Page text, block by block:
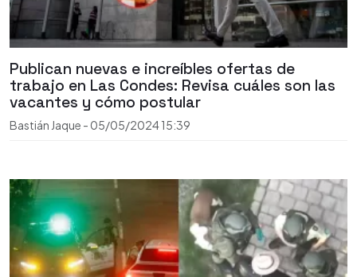
Publican nuevas e increíbles ofertas de
trabajo en Las Condes: Revisa cuáles son las
vacantes y cómo postular
Bastián Jaque - 05/05/202415:39